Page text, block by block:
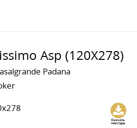
Asp (120X278)
Padana